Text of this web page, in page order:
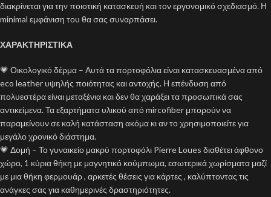
διακρίνεται για την ποιοτική κατασκευή και τον εργονομικό σχεδιασμό. Η
minimal εμφάνιση του θα σας συναρπάσει.
ΧΑΡΑΚΤΗΡΙΣΤΙΚΑ
💗 Οικολογικό δέρμα – Αυτά τα πορτοφόλια είναι κατασκευασμένα από
eco leather υψηλής ποιότητας και αντοχής. Η επένδυση από
πολυεστέρα είναι μεταξένια και δεν θα χαράξει τα προσωπικά σας
αντικείμενα. Τα εξαρτήματα υλικού από mircofiber μπορούν να
παραμείνουν σε καλή κατάσταση ακόμα κι αν το χρησιμοποιείτε για
μεγάλο χρονικό διάστημα.
💗 Δομή – Το γυναικείο μακρύ πορτοφόλι Pierre Loues διαθέτει άφθονο
χώρο, 1 κύρια θήκη με μαγνητικό κούμπωμα, εσωτερικά χωρίσματα μαζί
με μια θήκη φερμουάρ , αρκετές θέσεις για κάρτες , καλύπτοντας τις
ανάγκες σας για καθημερινές δραστηριότητες.